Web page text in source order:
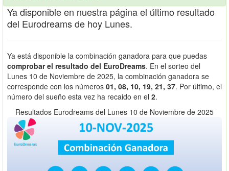
Ya disponible en nuestra página el último resultado
del Eurodreams de hoy Lunes.
Ya está disponible la combinación ganadora para que puedas
comprobar el resultado del EuroDreams. En el sorteo del
Lunes 10 de Noviembre de 2025, la combinación ganadora se
corresponde con los números 01, 08, 10, 19, 21, 37. Por último, el
número del sueño esta vez ha recaido en el 2.
Resultados Eurodreams del Lunes 10 de Noviembre de 2025